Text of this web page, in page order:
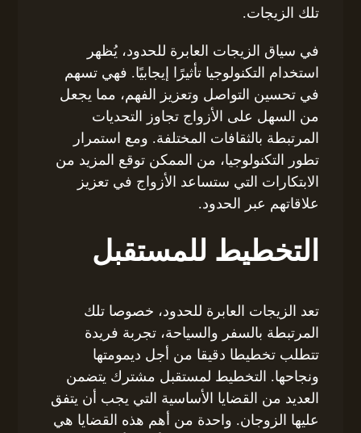
تلك الزيجات.
في سياق الزيجات العابرة للحدود، يُظهر
استخدام التكنولوجيا تأثيرًا إيجابيًا. فهي تسهم
في تحسين التواصل وتعزيز الفهم، مما يجعل
من السهل على الأزواج تجاوز التحديات
المرتبطة بالثقافات المختلفة. ومع استمرار
تطور التكنولوجيا، من الممكن توقع المزيد من
الابتكارات التي ستساعد الأزواج في تعزيز
علاقاتهم عبر الحدود.
التخطيط للمستقبل
تعد الزيجات العابرة للحدود، خصوصا تلك
المرتبطة بالسفر والسياحة، تجربة فريدة
تتطلب تخطيطا دقيقا من أجل ديمومتها
ونجاحها. التخطيط لمستقبل مشترك يتضمن
العديد من القضايا الأساسية التي يجب أن يتفق
عليها الزوجان. واحدة من أهم هذه القضايا هي